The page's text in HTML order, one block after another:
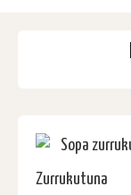
Zurrukutuna